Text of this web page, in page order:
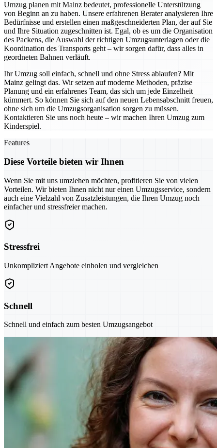
Umzug planen mit Mainz bedeutet, professionelle Unterstützung
von Beginn an zu haben. Unsere erfahrenen Berater analysieren Ihre
Bedürfnisse und erstellen einen maßgeschneiderten Plan, der auf Sie
und Ihre Situation zugeschnitten ist. Egal, ob es um die Organisation
des Packens, die Auswahl der richtigen Umzugsunterlagen oder die
Koordination des Transports geht – wir sorgen dafür, dass alles in
geordneten Bahnen verläuft.
Ihr Umzug soll einfach, schnell und ohne Stress ablaufen? Mit
Mainz gelingt das. Wir setzen auf moderne Methoden, präzise
Planung und ein erfahrenes Team, das sich um jede Einzelheit
kümmert. So können Sie sich auf den neuen Lebensabschnitt freuen,
ohne sich um die Umzugsorganisation sorgen zu müssen.
Kontaktieren Sie uns noch heute – wir machen Ihren Umzug zum
Kinderspiel.
Features
Diese Vorteile bieten wir Ihnen
Wenn Sie mit uns umziehen möchten, profitieren Sie von vielen
Vorteilen. Wir bieten Ihnen nicht nur einen Umzugsservice, sondern
auch eine Vielzahl von Zusatzleistungen, die Ihren Umzug noch
einfacher und stressfreier machen.
Stressfrei
Unkompliziert Angebote einholen und vergleichen
Schnell
Schnell und einfach zum besten Umzugsangebot